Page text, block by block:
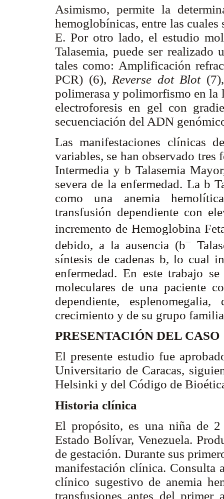
Asimismo, permite la
hemoglobínicas, entre las
E. Por otro lado, el estudio
Talasemia, puede ser
tales como: Amplificación
PCR) (6), Reverse dot Blot
polimerasa y polimorfismo en la
electroforesis en gel con
secuenciación del ADN
Las manifestaciones clínicas
variables, se han observado tres
Intermedia yb Talasemia
severa de la enfermedad. La b
como una anemia
transfusión dependiente con
incremento de Hemoglobina
debido, a la ausencia (b–
síntesis de cadenas b, lo cual
enfermedad. En este trabajo
moleculares de una paciente
dependiente,
crecimiento y de su grupo
PRESENTACIÓN DEL CASO
El presente estudio fue
Universitario de Caracas,
Helsinki y del Código de
Historia clínica
El propósito, es una niña de
Estado Bolívar, Venezuela.
de gestación. Durante sus
manifestación clínica. Consulta
clínico sugestivo de anemia
transfusiones antes del